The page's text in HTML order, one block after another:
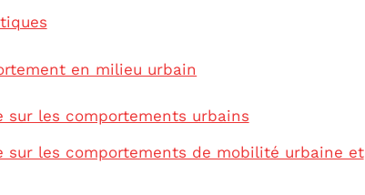
en milieu urbain
sur les comportements urbains
sur les comportements de mobilité urbaine et